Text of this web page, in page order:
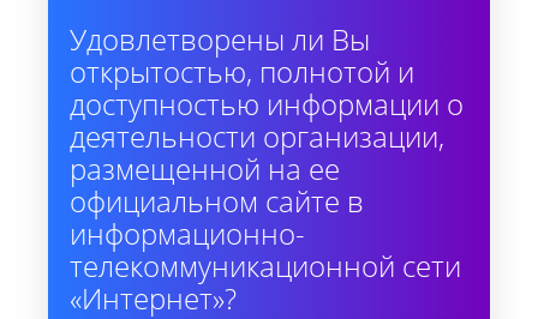
Удовлетворены ли Вы
открытостью, полнотой и
доступностью информации о
деятельности организации,
размещенной на ее
официальном сайте в
информационно-
телекоммуникационной сети
«Интернет»?